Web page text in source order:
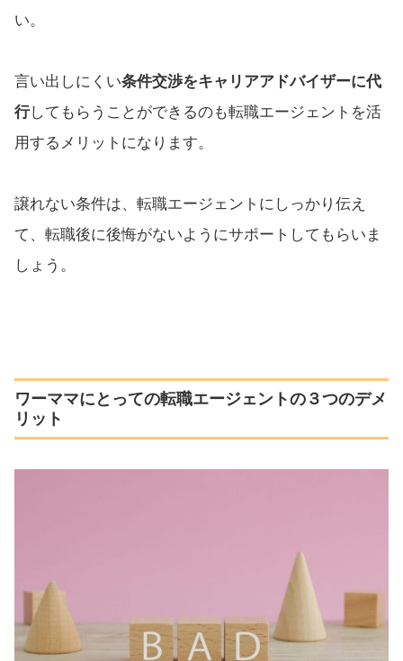
い。
言い出しにくい条件交渉をキャリアアドバイザーに代
行してもらうことができるのも転職エージェントを活
用するメリットになります。
譲れない条件は、転職エージェントにしっかり伝え
て、転職後に後悔がないようにサポートしてもらいま
しょう。
ワーママにとっての転職エージェントの３つのデメ
リット